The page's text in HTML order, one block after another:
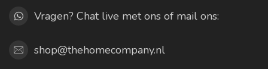
Vragen? Chat live met ons of mail ons:
shop@thehomecompany.nl